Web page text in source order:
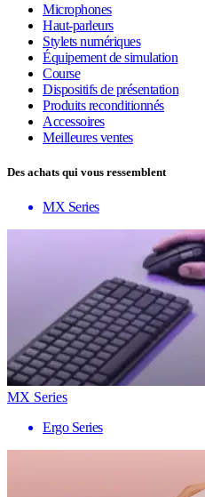
Microphones
Haut-parleurs
Stylets numériques
Équipement de simulation
Course
Dispositifs de présentation
Produits reconditionnés
Accessoires
Meilleures ventes
Des achats qui vous ressemblent
MX Series
MX Series
Ergo Series